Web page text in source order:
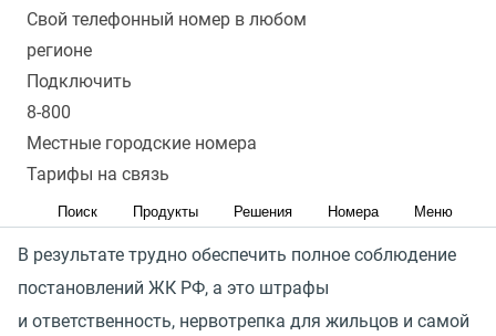
Свой телефонный номер в любом
регионе
Подключить
8-800
Местные городские номера
Тарифы на связь
Поиск Продукты Решения Номера Меню
Зачастую один сотрудник отвечает за все
направления, входящий и исходящий обзвон, и если
он не справляется с потоком обращений,
то появляется много пропущенных звонков и в то же
время нет возможности перезвонить
и проконтролировать его работу.
В результате трудно обеспечить полное соблюдение
постановлений ЖК РФ, а это штрафы
и ответственность, нервотрепка для жильцов и самой